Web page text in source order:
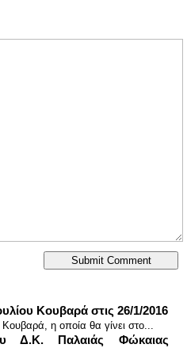
Κουβαρά στις 26/1/2016
Κουβαρά, η οποία θα γίνει στο...
Δ.Κ. Παλαιάς Φώκαιας